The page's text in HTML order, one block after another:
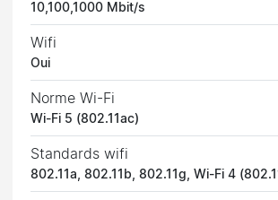
10,100,1000 Mbit/s
Wifi
Oui
Norme Wi-Fi
Wi-Fi 5 (802.11ac)
Standards wifi
802.11a, 802.11b, 802.11g, Wi-Fi 4